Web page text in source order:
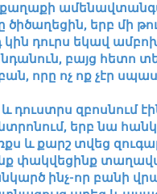
քաղաքի
ծիծաղեցին, երբ մի
դուրս եկավ
բայց հետո
որը ոչ ոք չէր
և դուստրս զբոսնում
երբ նա
և քարշ տվեց
փակվեցինք
ինչ-որ բանի